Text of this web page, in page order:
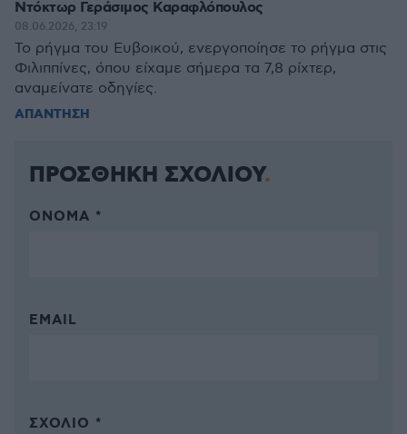
Ντόκτωρ Γεράσιμος Καραφλόπουλος
08.06.2026, 23:19
Το ρήγμα του Ευβοικού, ενεργοποίησε το ρήγμα στις
Φιλιππίνες, όπου είχαμε σήμερα τα 7,8 ρίχτερ,
αναμείνατε οδηγίες.
ΑΠΑΝΤΗΣΗ
ΠΡΟΣΘΗΚΗ ΣΧΟΛΙΟΥ
ΌΝΟΜΑ *
EMAIL
ΣΧΌΛΙΟ *